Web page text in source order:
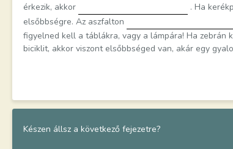
érkezik, akkor
. Ha
elsőbbségre. Az aszfalton
figyelned kell a táblákra, vagy a lámpára! Ha
biciklit, akkor viszont elsőbbséged van, akár egy
Készen állsz a következő fejezetre?